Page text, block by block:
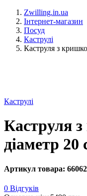
Zwilling.in.ua
Інтернет-магазин
Посуд
Каструлі
Каструля з
Каструлі
Каструля
діаметр 20
Артикул товара:
0 Відгуків